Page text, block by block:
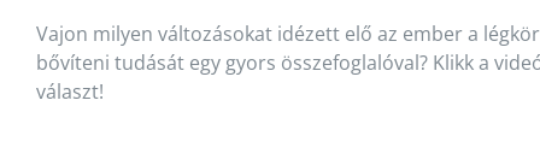
Vajon milyen változásokat idézett elő az ember a
bővíteni tudását egy gyors összefoglalóval? Klikk a
választ!